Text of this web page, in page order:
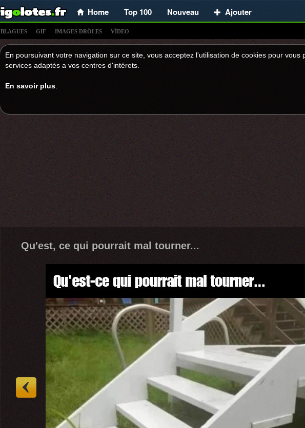
Home Top 100 Nouveau Ajouter
BLAGUES GIF IMAGES DRÔLES VÍDEO
En poursuivant votre navigation sur ce site, vous acceptez l'utilisation de cookies pour vous
services adaptés a vos centres d'intérets.
En savoir plus
Qu'est, ce qui pourrait mal tourner...